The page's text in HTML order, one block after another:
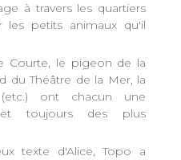
à travers les quartiers
petits animaux qu'il
Courte, le pigeon de la
du Théâtre de la Mer, la
ont chacun une
et toujours des plus
texte d'Alice, Topo a